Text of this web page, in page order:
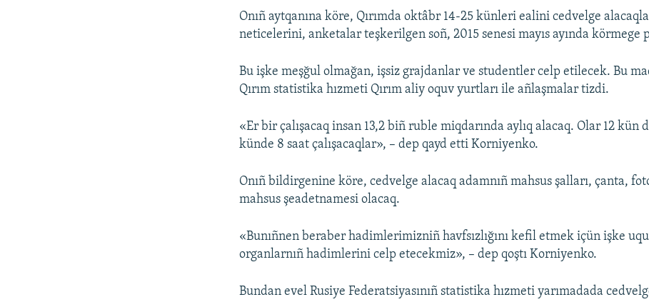
Onıñ aytqanına köre, Qırımda oktâbr 14-25 künleri ealini cedvelge
neticelerini, anketalar teşkerilgen soñ, 2015 senesi mayıs ayında körmege
Bu işke meşğul olmağan, işsiz grajdanlar ve studentler celp etilecek. Bu
Qırım statistika hızmeti Qırım aliy oquv yurtları ile añlaşmalar tizdi.
«Er bir çalışacaq insan 13,2 biñ ruble miqdarında aylıq alacaq. Olar 12 kün
künde 8 saat çalışacaqlar», – dep qayd etti Korniyenko.
Onıñ bildirgenine köre, cedvelge alacaq adamnıñ mahsus şalları, çanta,
mahsus şeadetnamesi olacaq.
«Bunıñnen beraber hadimlerimizniñ havfsızlığını kefil etmek içün işke
organlarnıñ hadimlerini celp etecekmiz», – dep qoştı Korniyenko.
Bundan evel Rusiye Federatsiyasınıñ statistika hızmeti yarımadada